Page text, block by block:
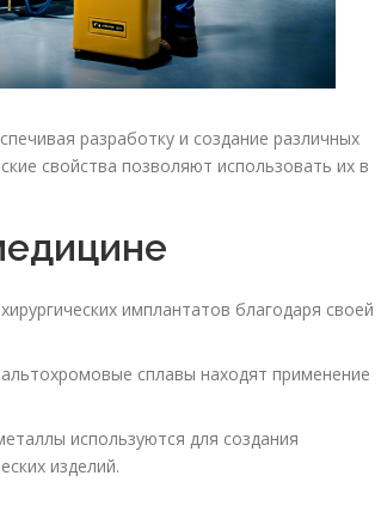
разработку и создание различных
свойства позволяют использовать их в
имплантатов благодаря своей
сплавы находят применение
используются для создания
изделий.